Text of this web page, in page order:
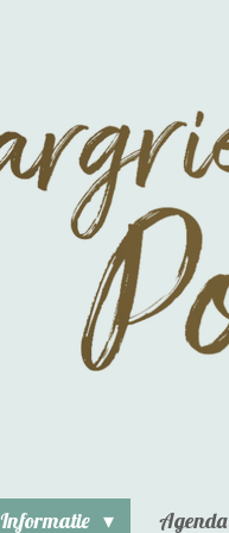
Informatie Agenda